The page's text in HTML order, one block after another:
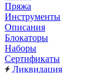
Пряжа
Инструменты
Описания
Блокаторы
Наборы
Сертификаты
Ликвидация